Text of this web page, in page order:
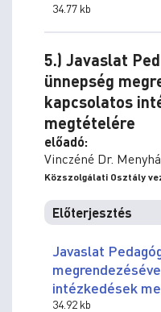
34.77 kb
5.) Javaslat
ünnepség
kapcsolatos
megtételére
előadó:
Vinczéné Dr.
Közszolgálati Osztály
Előterjesztés
Javaslat
intézkedések
34.92 kb